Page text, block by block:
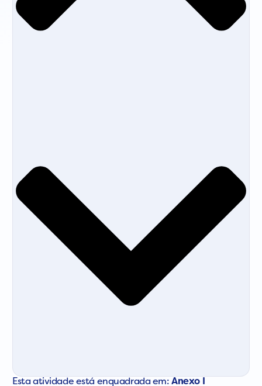
Esta atividade está enquadrada em:Anexo I